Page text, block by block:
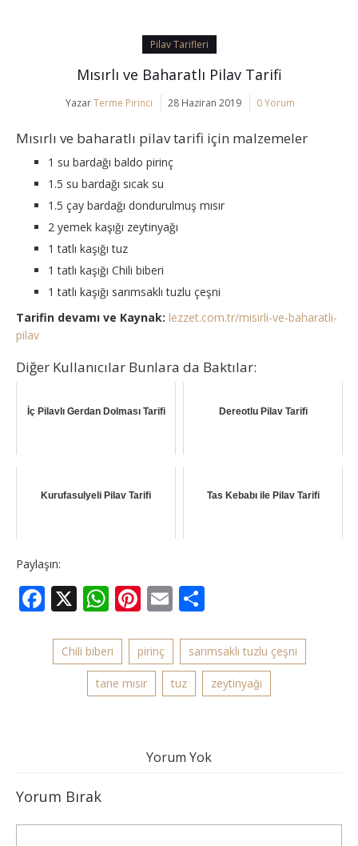
Pilav Tarifleri
Mısırlı ve Baharatlı Pilav Tarifi
YazarTerme Pirinci 28 Haziran 2019 0 Yorum
Mısırlı ve baharatlı pilav tarifi için malzemeler
1 su bardağı baldo pirinç
1.5 su bardağı sıcak su
1.5 çay bardağı dondurulmuş mısır
2 yemek kaşığı zeytinyağı
1 tatlı kaşığı tuz
1 tatlı kaşığı Chili biberi
1 tatlı kaşığı sarımsaklı tuzlu çeşni
Tarifin devamı ve Kaynak: lezzet.com.tr/misirli-ve-baharatli-
pilav
Diğer Kullanıcılar Bunlara da Baktılar:
İç Pilavlı Gerdan Dolması Tarifi Dereotlu Pilav Tarifi
Kurufasulyeli Pilav Tarifi Tas Kebabı ile Pilav Tarifi
Paylaşın:
Facebook
X WhatsApp
Pinterest
Email
Chili biberi pirinç sarımsaklı tuzlu çeşni
tane mısır tuz zeytinyağı
Yorum Yok
Yorum Bırak